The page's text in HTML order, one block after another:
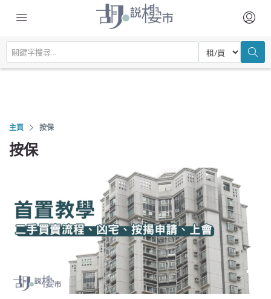
主頁 按保
按保